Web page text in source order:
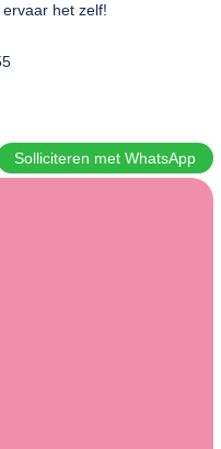
het zelf!
Solliciteren met WhatsApp